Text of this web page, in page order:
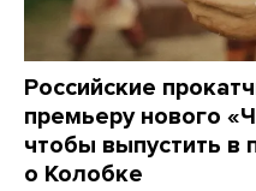
Российские
премьеру нового
чтобы выпустить в
о Колобке